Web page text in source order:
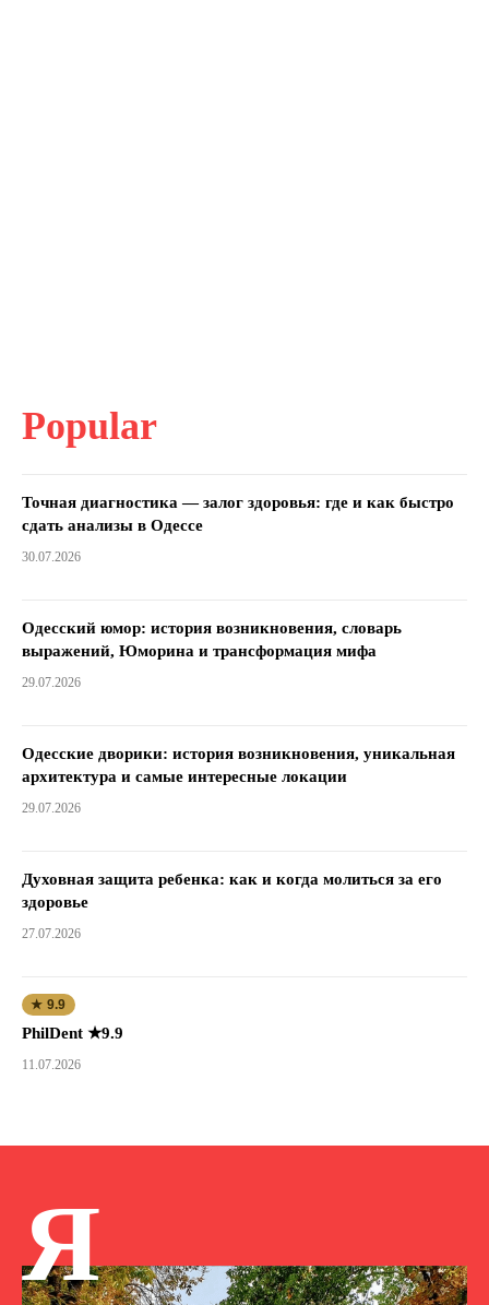
Popular
Точная диагностика — залог здоровья: где и как быстро
сдать анализы в Одессе
30.07.2026
Одесский юмор: история возникновения, словарь
выражений, Юморина и трансформация мифа
29.07.2026
Одесские дворики: история возникновения, уникальная
архитектура и самые интересные локации
29.07.2026
Духовная защита ребенка: как и когда молиться за его
здоровье
27.07.2026
★ 9.9
PhilDent ★9.9
11.07.2026
Я